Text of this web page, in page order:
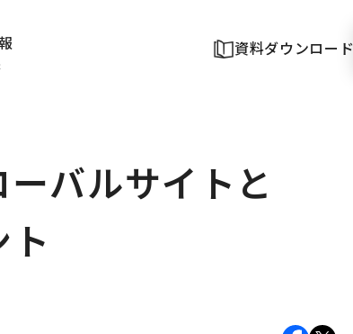
資料ダウンロード
バルサイトと